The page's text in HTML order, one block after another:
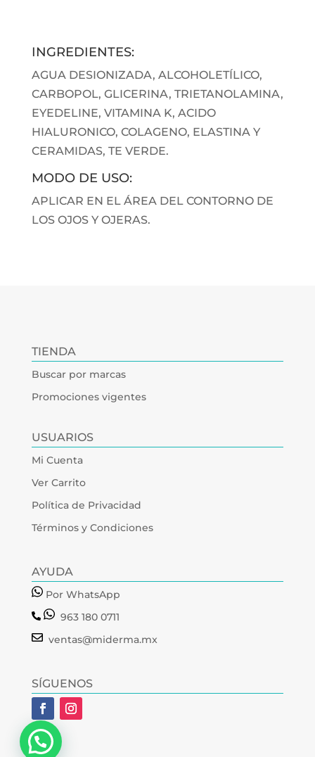
INGREDIENTES:
AGUA DESIONIZADA, ALCOHOLETÍLICO,
CARBOPOL, GLICERINA, TRIETANOLAMINA,
EYEDELINE, VITAMINA K, ACIDO
HIALURONICO, COLAGENO, ELASTINA Y
CERAMIDAS, TE VERDE.
MODO DE USO:
APLICAR EN EL ÁREA DEL CONTORNO DE
LOS OJOS Y OJERAS.
TIENDA
Buscar por marcas
Promociones vigentes
USUARIOS
Mi Cuenta
Ver Carrito
Política de Privacidad
Términos y Condiciones
AYUDA
Por WhatsApp
963 180 0711
ventas@miderma.mx
SÍGUENOS